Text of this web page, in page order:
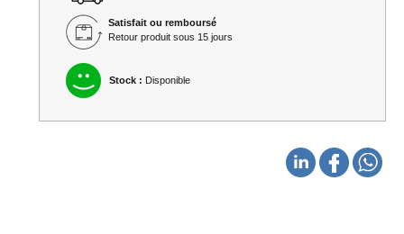
Satisfait ou remboursé
Retour produit sous 15 jours
Stock : Disponible